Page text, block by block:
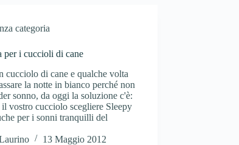
categoria
per i cuccioli di cane
cucciolo di cane e qualche volta
la notte in bianco perché non
sonno, da oggi la soluzione c'è:
vostro cucciolo scegliere Sleepy
per i sonni tranquilli del
13 Maggio 2012